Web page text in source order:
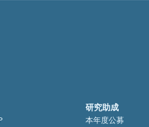
研究助成
本年度公募